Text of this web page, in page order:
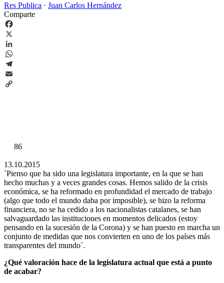
Res Publica · Juan Carlos Hernández
Comparte
Facebook
X
LinkedIn
WhatsApp
Telegram
Email
86
13.10.2015
´Pienso que ha sido una legislatura importante, en la que se han
hecho muchas y a veces grandes cosas. Hemos salido de la crisis
económica, se ha reformado en profundidad el mercado de trabajo
(algo que todo el mundo daba por imposible), se hizo la reforma
financiera, no se ha cedido a los nacionalistas catalanes, se han
salvaguardado las instituciones en momentos delicados (estoy
pensando en la sucesión de la Corona) y se han puesto en marcha un
conjunto de medidas que nos convierten en uno de los países más
transparentes del mundo´.
¿Qué valoración hace de la legislatura actual que está a punto
de acabar?